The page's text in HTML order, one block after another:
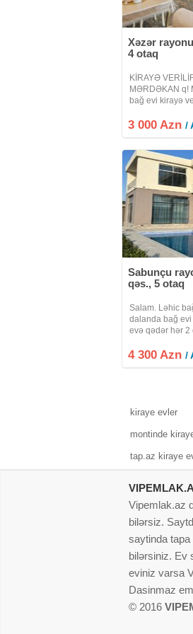
Xəzər
4 otaq
KİRAYƏ
MƏRDƏKAN q!
bağ evi kirayə
yaxınlığında)
3 000 Azn/
Sabunçu
qəs., 5 otaq
Salam. Ləhic
dalanda bağ
evə qədər hər 2
Landau
4 300 Azn/
kiraye evler
montinde
tap.az kiraye
Vipemlak.az
bilərsiz.
saytinda
bilərsiniz. Ev
eviniz varsa
Dasinmaz
© 2016